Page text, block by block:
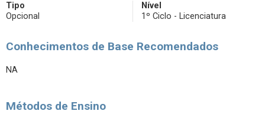
Tipo
Opcional
Nível
1º Ciclo - Licenciatura
Conhecimentos de Base Recomendados
NA
Métodos de Ensino